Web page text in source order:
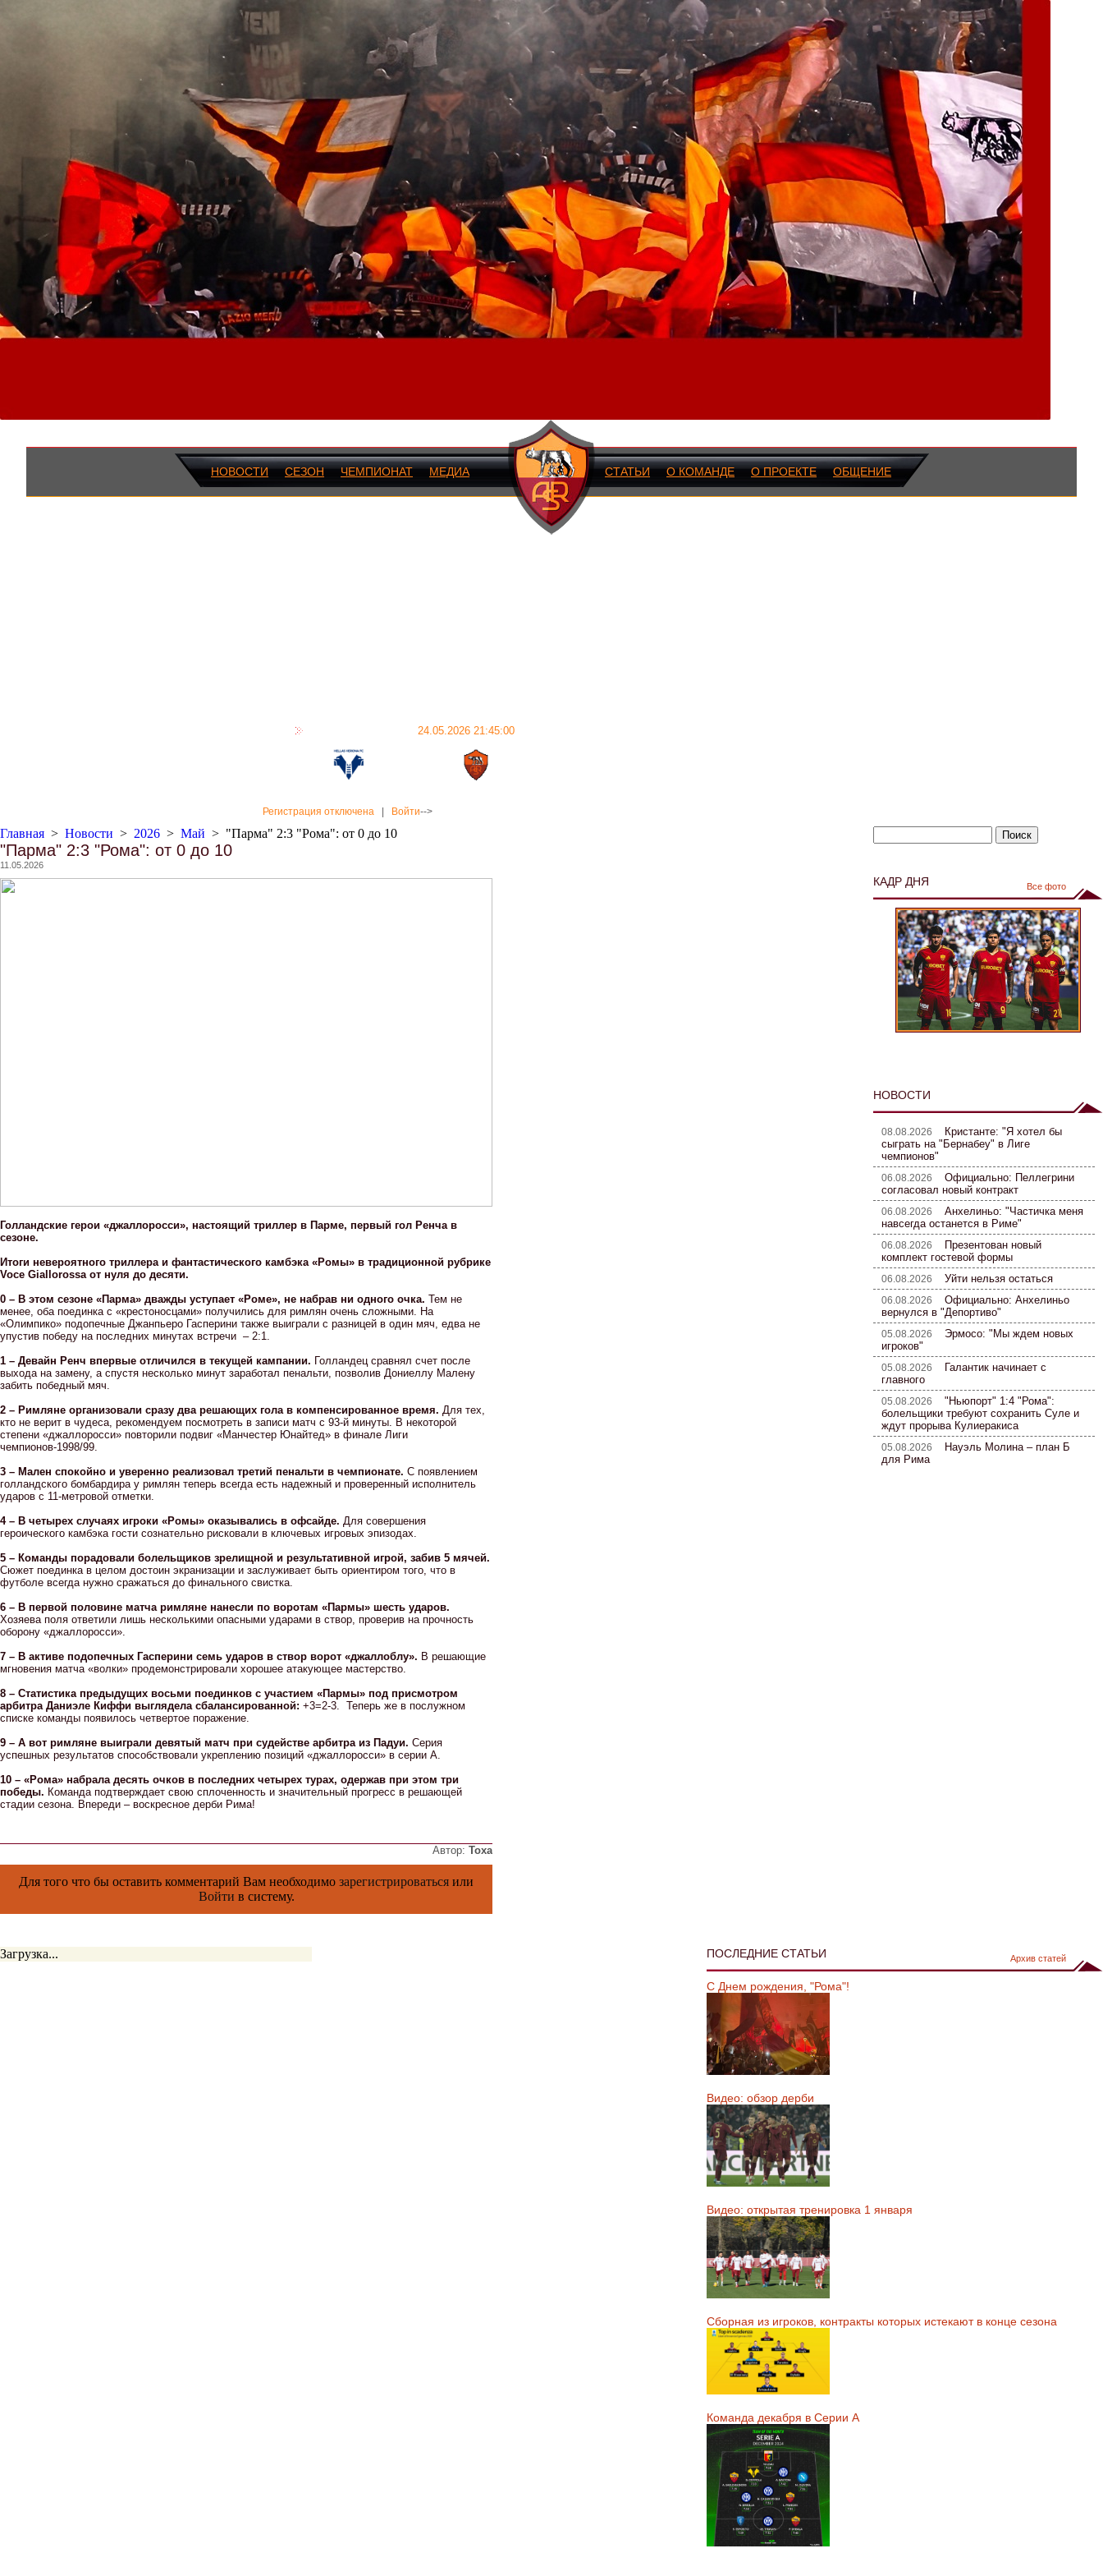
НОВОСТИ СЕЗОН ЧЕМПИОНАТ МЕДИА СТАТЬИ О КОМАНДЕ О ПРОЕКТЕ ОБЩЕНИЕ
24.05.2026 21:45:00
Регистрация отключена Войти-->
Главная > Новости > 2026 > Май > "Парма" 2:3 "Рома": от 0 до 10
"Парма" 2:3 "Рома": от 0 до 10
11.05.2026
Голландские герои «джаллоросси», настоящий триллер в Парме, первый гол Ренча в
сезоне.
Итоги невероятного триллера и фантастического камбэка «Ромы» в традиционной рубрике
Voce Giallorossa от нуля до десяти.
0 – В этом сезоне «Парма» дважды уступает «Роме», не набрав ни одного очка. Тем не
менее, оба поединка с «крестоносцами» получились для римлян очень сложными. На
«Олимпико» подопечные Джанпьеро Гасперини также выиграли с разницей в один мяч, едва не
упустив победу на последних минутах встречи – 2:1.
1 – Девайн Ренч впервые отличился в текущей кампании. Голландец сравнял счет после
выхода на замену, а спустя несколько минут заработал пенальти, позволив Дониеллу Малену
забить победный мяч.
2 – Римляне организовали сразу два решающих гола в компенсированное время. Для тех,
кто не верит в чудеса, рекомендуем посмотреть в записи матч с 93-й минуты. В некоторой
степени «джаллоросси» повторили подвиг «Манчестер Юнайтед» в финале Лиги
чемпионов-1998/99.
3 – Мален спокойно и уверенно реализовал третий пенальти в чемпионате. С появлением
голландского бомбардира у римлян теперь всегда есть надежный и проверенный исполнитель
ударов с 11-метровой отметки.
4 – В четырех случаях игроки «Ромы» оказывались в офсайде. Для совершения
героического камбэка гости сознательно рисковали в ключевых игровых эпизодах.
5 – Команды порадовали болельщиков зрелищной и результативной игрой, забив 5 мячей.
Сюжет поединка в целом достоин экранизации и заслуживает быть ориентиром того, что в
футболе всегда нужно сражаться до финального свистка.
6 – В первой половине матча римляне нанесли по воротам «Пармы» шесть ударов.
Хозяева поля ответили лишь несколькими опасными ударами в створ, проверив на прочность
оборону «джаллоросси».
7 – В активе подопечных Гасперини семь ударов в створ ворот «джаллоблу». В решающие
мгновения матча «волки» продемонстрировали хорошее атакующее мастерство.
8 – Статистика предыдущих восьми поединков с участием «Пармы» под присмотром
арбитра Даниэле Киффи выглядела сбалансированной: +3=2-3. Теперь же в послужном
списке команды появилось четвертое поражение.
9 – А вот римляне выиграли девятый матч при судействе арбитра из Падуи. Серия
успешных результатов способствовали укреплению позиций «джаллоросси» в серии А.
10 – «Рома» набрала десять очков в последних четырех турах, одержав при этом три
победы. Команда подтверждает свою сплоченность и значительный прогресс в решающей
стадии сезона. Впереди – воскресное дерби Рима!
Автор: Тоха
Для того что бы оставить комментарий Вам необходимо зарегистрироваться или
Войти в систему.
КАДР ДНЯ Все фото
НОВОСТИ
08.08.2026
Кристанте: "Я хотел бы
сыграть на "Бернабеу" в Лиге
чемпионов"
06.08.2026 Официально: Пеллегрини
согласовал новый контракт
06.08.2026 Анхелиньо: "Частичка меня
навсегда останется в Риме"
06.08.2026
Презентован новый
комплект гостевой формы
06.08.2026 Уйти нельзя остаться
06.08.2026 Официально: Анхелиньо
вернулся в "Депортиво"
05.08.2026 Эрмосо: "Мы ждем новых
игроков"
05.08.2026
Галантик начинает с
главного
05.08.2026 "Ньюпорт" 1:4 "Рома":
болельщики требуют сохранить Суле и
ждут прорыва Кулиеракиса
05.08.2026
Науэль Молина – план Б
для Рима
Загрузка... ПОСЛЕДНИЕ СТАТЬИ Архив статей
С Днем рождения, "Рома"!
Видео: обзор дерби
Видео: открытая тренировка 1 января
Сборная из игроков, контракты которых истекают в конце сезона
Команда декабря в Серии А